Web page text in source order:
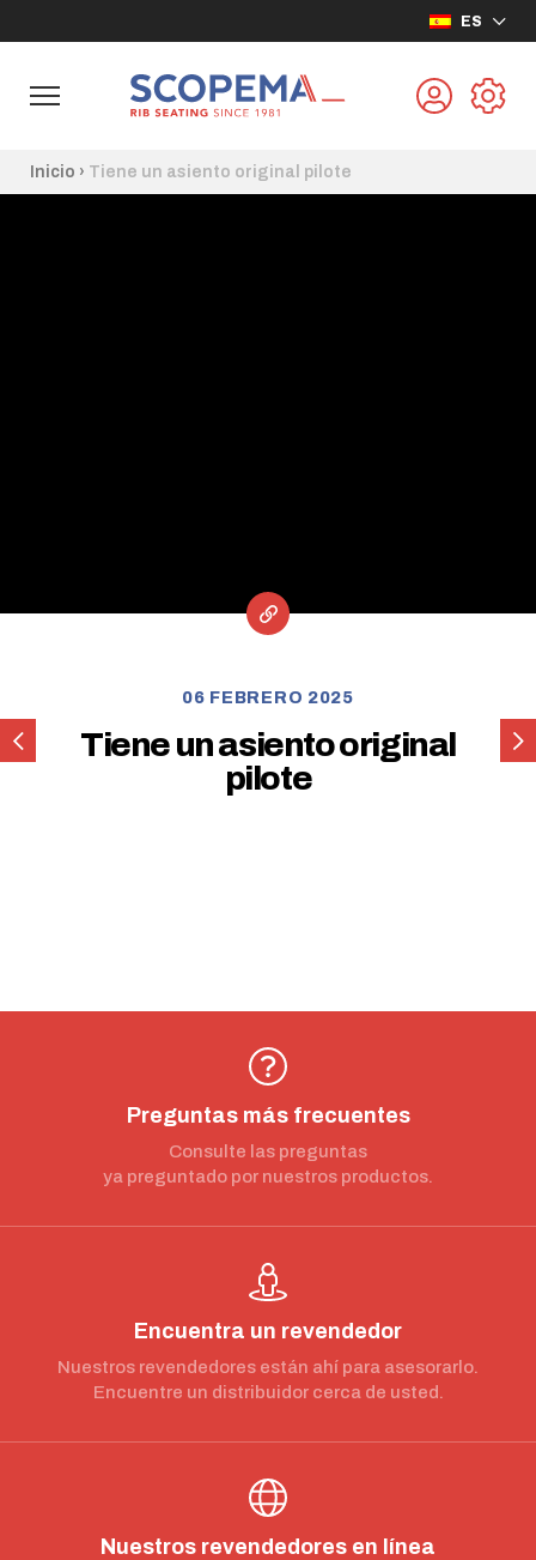
ES
Inicio › Tiene un asiento original pilote
Tiene
un
un
06 FEBRERO 2025
Tiene un asiento original
pilote
Preguntas más frecuentes
Consulte las preguntas
ya preguntado por nuestros productos.
Encuentra un revendedor
Nuestros revendedores están ahí para asesorarlo.
Encuentre un distribuidor cerca de usted.
Nuestros revendedores en línea